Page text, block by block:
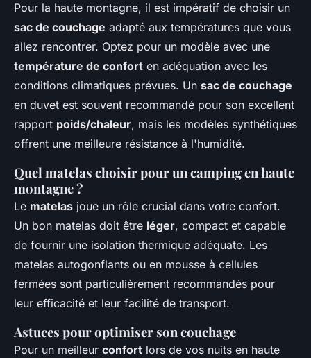
Pour la haute montagne, il est impératif de choisir un
sac de couchage adapté aux températures que vous
allez rencontrer. Optez pour un modèle avec une
température de confort en adéquation avec les
conditions climatiques prévues. Un sac de couchage
en duvet est souvent recommandé pour son excellent
rapport poids/chaleur, mais les modèles synthétiques
offrent une meilleure résistance à l'humidité.
Quel matelas choisir pour un camping en haute
montagne ?
Le matelas joue un rôle crucial dans votre confort.
Un bon matelas doit être léger, compact et capable
de fournir une isolation thermique adéquate. Les
matelas autogonflants ou en mousse à cellules
fermées sont particulièrement recommandés pour
leur efficacité et leur facilité de transport.
Astuces pour optimiser son couchage
Pour un meilleur confort lors de vos nuits en haute